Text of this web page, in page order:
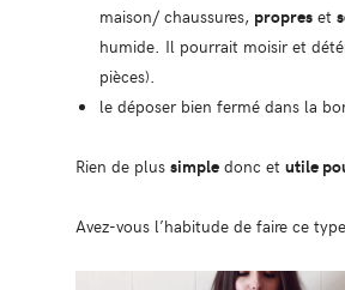
maison/ chaussures, propreset
humide. Il pourrait moisir et
pièces).
le déposer bien fermé dans la
Rien de plus simpledonc et utile
Avez-vous l’habitude de faire ce